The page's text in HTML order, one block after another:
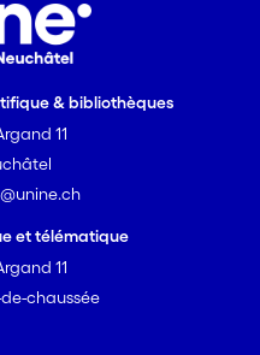
& bibliothèques
11
et télématique
11
chaussée